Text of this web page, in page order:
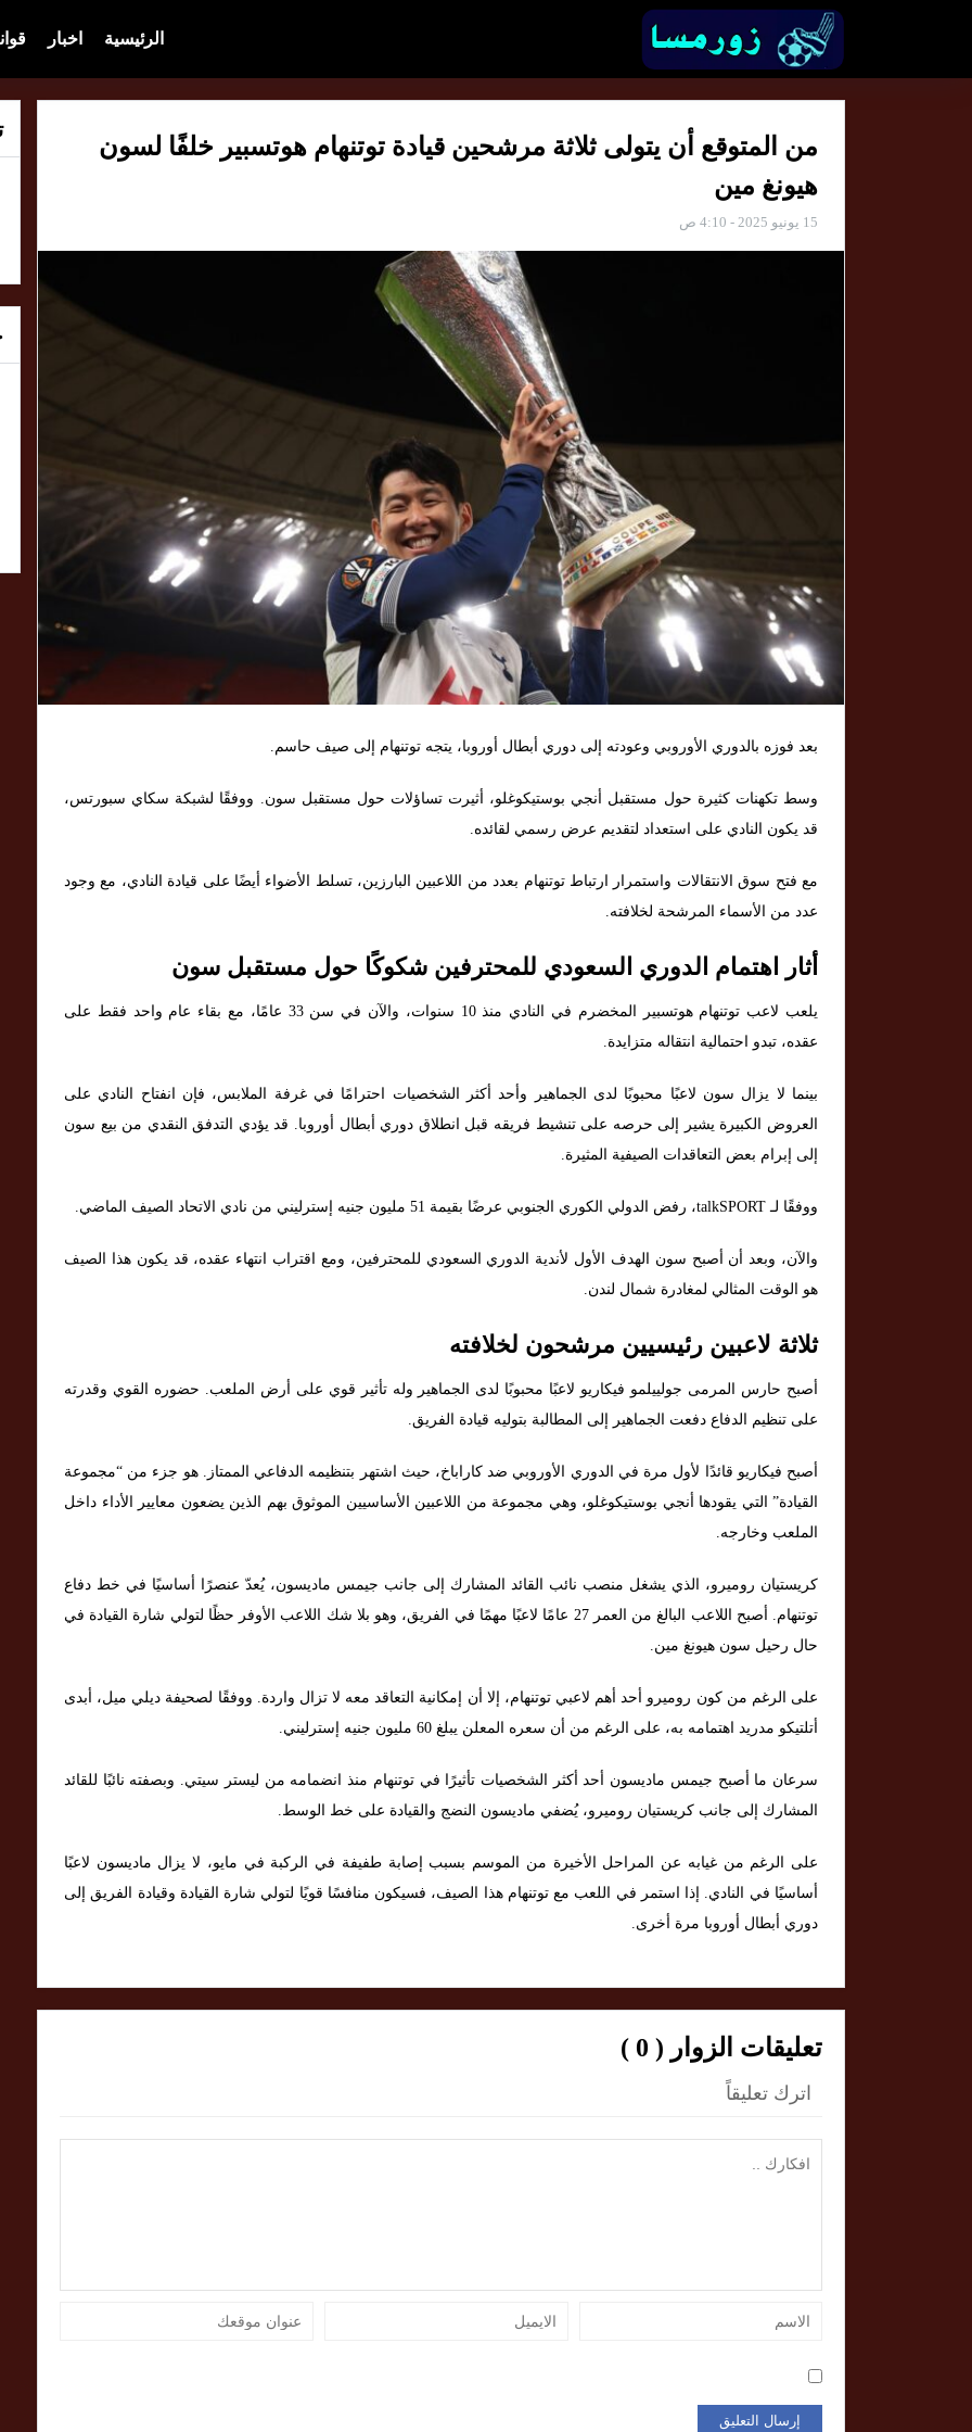
الرئيسية اخبار
من المتوقع أن يتولى ثلاثة مرشحين قيادة توتنهام هوتسبير خلفًا لسون
هيونغ مين
15 يونيو 2025 - 4:10 ص
بعد فوزه بالدوري الأوروبي وعودته إلى دوري أبطال أوروبا، يتجه توتنهام إلى صيف حاسم.
وسط تكهنات كثيرة حول مستقبل أنجي بوستيكوغلو، أثيرت تساؤلات حول مستقبل سون. ووفقًا لشبكة سكاي سبورتس،
قد يكون النادي على استعداد لتقديم عرض رسمي لقائده.
مع فتح سوق الانتقالات واستمرار ارتباط توتنهام بعدد من اللاعبين البارزين، تسلط الأضواء أيضًا على قيادة النادي، مع وجود
عدد من الأسماء المرشحة لخلافته.
أثار اهتمام الدوري السعودي للمحترفين شكوكًا حول مستقبل سون
يلعب لاعب توتنهام هوتسبير المخضرم في النادي منذ 10 سنوات، والآن في سن 33 عامًا، مع بقاء عام واحد فقط على
عقده، تبدو احتمالية انتقاله متزايدة.
بينما لا يزال سون لاعبًا محبوبًا لدى الجماهير وأحد أكثر الشخصيات احترامًا في غرفة الملابس، فإن انفتاح النادي على
العروض الكبيرة يشير إلى حرصه على تنشيط فريقه قبل انطلاق دوري أبطال أوروبا. قد يؤدي التدفق النقدي من بيع سون
إلى إبرام بعض التعاقدات الصيفية المثيرة.
ووفقًا لـ talkSPORT، رفض الدولي الكوري الجنوبي عرضًا بقيمة 51 مليون جنيه إسترليني من نادي الاتحاد الصيف الماضي.
والآن، وبعد أن أصبح سون الهدف الأول لأندية الدوري السعودي للمحترفين، ومع اقتراب انتهاء عقده، قد يكون هذا الصيف
هو الوقت المثالي لمغادرة شمال لندن.
ثلاثة لاعبين رئيسيين مرشحون لخلافته
أصبح حارس المرمى جولييلمو فيكاريو لاعبًا محبوبًا لدى الجماهير وله تأثير قوي على أرض الملعب. حضوره القوي وقدرته
على تنظيم الدفاع دفعت الجماهير إلى المطالبة بتوليه قيادة الفريق.
أصبح فيكاريو قائدًا لأول مرة في الدوري الأوروبي ضد كاراباخ، حيث اشتهر بتنظيمه الدفاعي الممتاز. هو جزء من “مجموعة
القيادة” التي يقودها أنجي بوستيكوغلو، وهي مجموعة من اللاعبين الأساسيين الموثوق بهم الذين يضعون معايير الأداء داخل
الملعب وخارجه.
كريستيان روميرو، الذي يشغل منصب نائب القائد المشارك إلى جانب جيمس ماديسون، يُعدّ عنصرًا أساسيًا في خط دفاع
توتنهام. أصبح اللاعب البالغ من العمر 27 عامًا لاعبًا مهمًا في الفريق، وهو بلا شك اللاعب الأوفر حظًا لتولي شارة القيادة في
حال رحيل سون هيونغ مين.
على الرغم من كون روميرو أحد أهم لاعبي توتنهام، إلا أن إمكانية التعاقد معه لا تزال واردة. ووفقًا لصحيفة ديلي ميل، أبدى
أتلتيكو مدريد اهتمامه به، على الرغم من أن سعره المعلن يبلغ 60 مليون جنيه إسترليني.
سرعان ما أصبح جيمس ماديسون أحد أكثر الشخصيات تأثيرًا في توتنهام منذ انضمامه من ليستر سيتي. وبصفته نائبًا للقائد
المشارك إلى جانب كريستيان روميرو، يُضفي ماديسون النضج والقيادة على خط الوسط.
على الرغم من غيابه عن المراحل الأخيرة من الموسم بسبب إصابة طفيفة في الركبة في مايو، لا يزال ماديسون لاعبًا
أساسيًا في النادي. إذا استمر في اللعب مع توتنهام هذا الصيف، فسيكون منافسًا قويًا لتولي شارة القيادة وقيادة الفريق إلى
دوري أبطال أوروبا مرة أخرى.
تعليقات الزوار ( 0 )
اترك تعليقاً